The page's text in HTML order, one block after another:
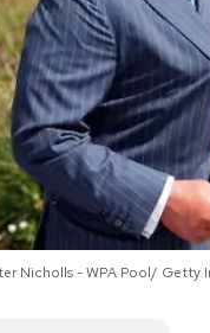
Nicholls - WPA Pool/ Getty